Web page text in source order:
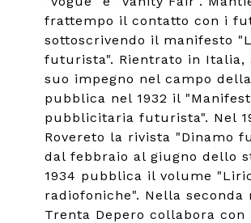
frattempo il contatto con i
sottoscrivendo il manifesto
futurista". Rientrato in Italia,
suo impegno nel campo
pubblica nel 1932 il
pubblicitaria futurista". Nel
Rovereto la rivista "Dinamo
dal febbraio al giugno dello
1934 pubblica il volume
radiofoniche". Nella seconda
Trenta Depero collabora con